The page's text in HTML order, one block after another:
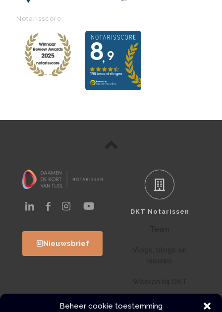
Beheer cookie toestemming
Notarisscore
Nieuwsbrief
DKT Notarissen
Klantenportaal